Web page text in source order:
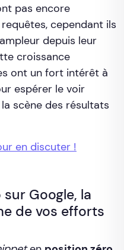
pas encore
cependant ils
depuis leur
croissance
ont un fort intérêt à
espérer le voir
scène des résultats
en discuter !
Google, la
de vos efforts